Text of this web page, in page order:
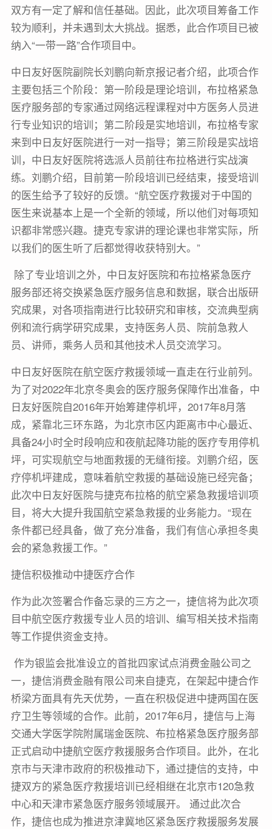
双方有一定了解和信任基础。因此，此次项目筹备工作
较为顺利，并未遇到太大挑战。据悉，此合作项目已被
纳入“一带一路”合作项目中。
中日友好医院副院长刘鹏向新京报记者介绍，此项合作
主要包括三个阶段：第一阶段是理论培训，布拉格紧急
医疗服务部的专家通过网络远程课程对中方医务人员进
行专业知识的培训；第二阶段是实地培训，布拉格专家
来到中日友好医院进行一对一指导；第三阶段是实战培
训，中日友好医院将选派人员前往布拉格进行实战演
练。刘鹏介绍，目前第一阶段培训已经结束，接受培训
的医生给予了较好的反馈。“航空医疗救援对于中国的
医生来说基本上是一个全新的领域，所以他们对每项知
识都非常感兴趣。捷克专家讲的理论课也非常实际，所
以我们的医生听了后都觉得收获特别大。”
除了专业培训之外，中日友好医院和布拉格紧急医疗
服务部还将交换紧急医疗服务信息和数据，联合出版研
究成果，对各项指南进行比较研究和审核，交流典型病
例和流行病学研究成果，支持医务人员、院前急救人
员、讲师，乘务人员和其他技术人员交流学习。
中日友好医院在航空医疗救援领域一直走在行业前列。
为了对2022年北京冬奥会的医疗服务保障作出准备，中
日友好医院自2016年开始筹建停机坪，2017年8月落
成，紧靠北三环东路，为北京市区内距离市中心最近、
具备24小时全时段响应和夜航起降功能的医疗专用停机
坪，可实现航空与地面救援的无缝衔接。刘鹏介绍，医
疗停机坪建成，意味着航空救援的基础设施已经完备；
此次中日友好医院与捷克布拉格的航空紧急救援培训项
目，将大大提升我国航空紧急救援的业务能力。“现在
条件都已经具备，做了充分准备，我们有信心承担冬奥
会的紧急救援工作。”
捷信积极推动中捷医疗合作
作为此次签署合作备忘录的三方之一，捷信将为此次项
目中航空医疗救援专业人员的培训、编写相关技术指南
等工作提供资金支持。
作为银监会批准设立的首批四家试点消费金融公司之
一，捷信消费金融有限公司来自捷克，在架起中捷合作
桥梁方面具有先天优势，一直在积极促进中捷两国在医
疗卫生等领域的合作。此前，2017年6月，捷信与上海
交通大学医学院附属瑞金医院、布拉格紧急医疗服务部
正式启动中捷航空医疗救援服务合作项目。此外，在北
京市与天津市政府的积极推动下，通过捷信的支持，中
捷双方的紧急医疗救援培训已经相继在北京市120急救
中心和天津市紧急医疗服务领域展开。 通过此次合
作，捷信也成为推进京津冀地区紧急医疗救援服务发展